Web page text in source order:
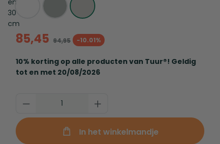
85,45 94,95 -10.01%
10% korting op alle producten van Tuur®! Geldig
tot en met 20/08/2026
In het winkelmandje